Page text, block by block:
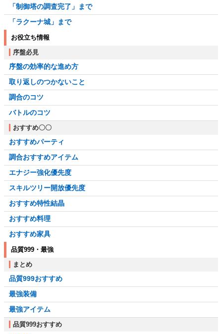
「制御塔の調査完了」まで
「ラクーナ城」まで
お役立ち情報
序盤必見
序盤の効率的な進め方
取り返しのつかないこと
調合のコツ
バトルのコツ
おすすめ〇〇
おすすめパーティ
調合おすすめアイテム
エナジー強化優先度
スキルツリー開放優先度
おすすめ特性結晶
おすすめ料理
おすすめ家具
品質999・最強
まとめ
品質999おすすめ
最強装備
最強アイテム
品質999おすすめ